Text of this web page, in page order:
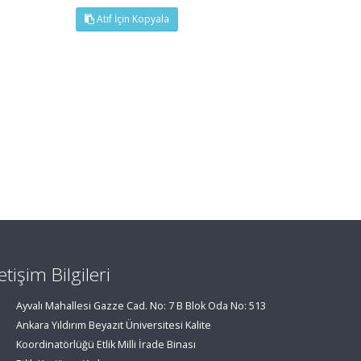
Atıf İçin Kopyala
Bilgileri
Ayvalı Mahallesi Gazze Cad. No: 7 B Blok Oda No: 513
Ankara Yıldırım Beyazıt Üniversitesi Kalite
Koordinatörlüğü Etlik Milli İrade Binası